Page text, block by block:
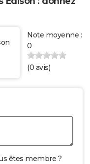
Note moyenne :
0
(0 avis)
êtes membre ?